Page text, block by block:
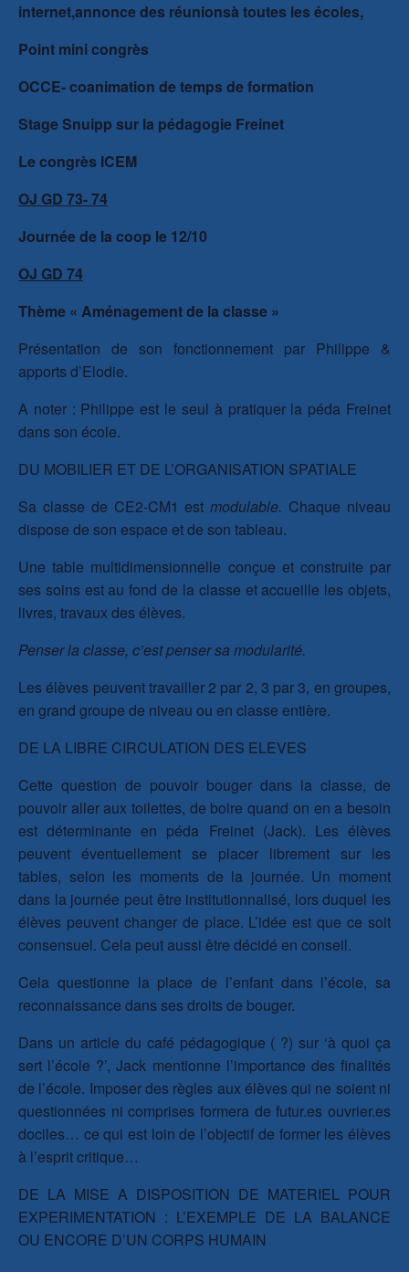
internet,annonce des réunionsà toutes les écoles,
Point mini congrès
OCCE- coanimation de temps de formation
Stage Snuipp sur la pédagogie Freinet
Le congrès ICEM
OJ GD 73- 74
Journée de la coop le 12/10
OJ GD 74
Thème « Aménagement de la classe »
Présentation de son fonctionnement par Philippe &
apports d’Elodie.
A noter : Philippe est le seul à pratiquer la péda Freinet
dans son école.
DU MOBILIER ET DE L’ORGANISATION SPATIALE
Sa classe de CE2-CM1 estmodulable. Chaque niveau
dispose de son espace et de son tableau.
Une table multidimensionnelle conçue et construite par
ses soins est au fond de la classe et accueille les objets,
livres, travaux des élèves.
Penser la classe, c’est penser sa modularité.
Les élèves peuvent travailler 2 par 2, 3 par 3, en groupes,
en grand groupe de niveau ou en classe entière.
DE LA LIBRE CIRCULATION DES ELEVES
Cette question de pouvoir bouger dans la classe, de
pouvoir aller aux toilettes, de boire quand on en a besoin
est déterminante en péda Freinet (Jack). Les élèves
peuvent éventuellement se placer librement sur les
tables, selon les moments de la journée. Un moment
dans la journée peut être institutionnalisé, lors duquel les
élèves peuvent changer de place. L’idée est que ce soit
consensuel. Cela peut aussi être décidé en conseil.
Cela questionne la place de l’enfant dans l’école, sa
reconnaissance dans ses droits de bouger.
Dans un article du café pédagogique ( ?) sur ‘à quoi ça
sert l’école ?’, Jack mentionne l’importance des finalités
de l’école. Imposer des règles aux élèves qui ne soient ni
questionnées ni comprises formera de futur.es ouvrier.es
dociles… ce qui est loin de l’objectif de former les élèves
à l’esprit critique…
DE LA MISE A DISPOSITION DE MATERIEL POUR
EXPERIMENTATION : L’EXEMPLE DE LA BALANCE
OU ENCORE D’UN CORPS HUMAIN